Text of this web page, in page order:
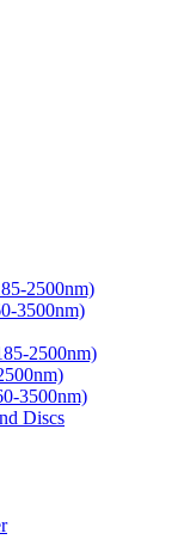
2500nm)
3500nm)
2500nm)
3500nm)
Discs